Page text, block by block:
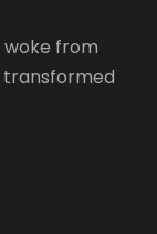
woke from
transformed